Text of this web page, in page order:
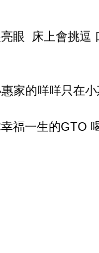
眼 床上會挑逗
家的咩咩只在小
福一生的GTO